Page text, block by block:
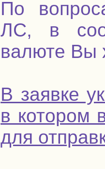
По
ЛС, в
валюте Вы
В заявке
в котором
для